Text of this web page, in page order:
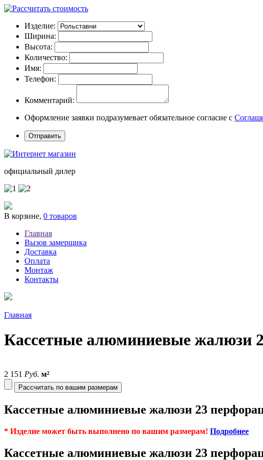
Изделие:
Ширина:
Высота:
Количество:
Имя:
Телефон:
Комментарий:
Оформление заявки подразумевает обязательное согласие с
официальный дилер
В корзине, 0 товаров
Главная
Вызов замерщика
Доставка
Оплата
Монтаж
Контакты
Главная
Кассетные алюминиевые жалюзи
2 151 Руб. м²
Рассчитать по вашим размерам
Кассетные алюминиевые жалюзи 23
* Изделие может быть выполнено по вашим размерам! Подробнее
Кассетные алюминиевые жалюзи 23